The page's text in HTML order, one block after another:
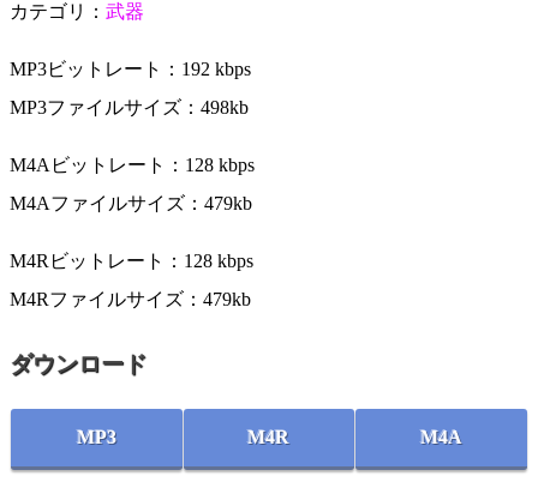
カテゴリ： 武器
MP3ビットレート：192 kbps
MP3ファイルサイズ：498kb
M4Aビットレート：128 kbps
M4Aファイルサイズ：479kb
M4Rビットレート：128 kbps
M4Rファイルサイズ：479kb
ダウンロード
MP3 M4R M4A